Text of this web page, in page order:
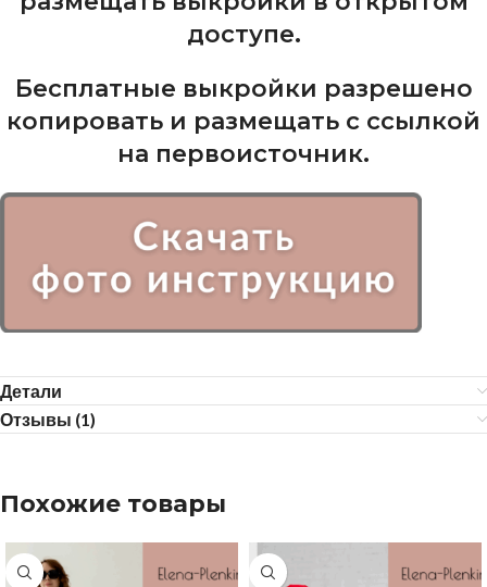
доступе.
Бесплатные выкройки разрешено
копировать и размещать с ссылкой
на первоисточник.
Детали
Отзывы (1)
Похожие товары